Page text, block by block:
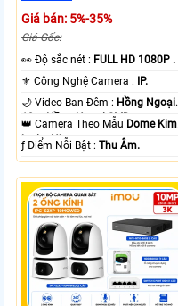
Giá bán: 5%-35%
Giá Gốc:
️👀 Độ sắc nét : FULL HD 1080P .
⚜️ Công Nghệ Camera : IP.
🌙 Video Ban Đêm : Hồng Ngoại
10m Hồng Ngoại SMD.
👑 Camera Theo Mẫu Dome Kim
loại + Nhựa.
️ƒ Điểm Nỗi Bật :Thu Âm.